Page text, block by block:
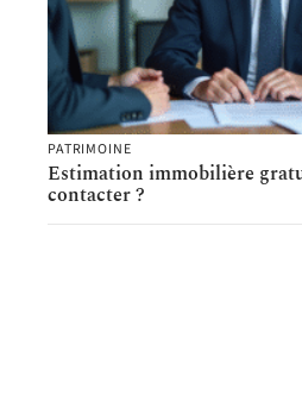
PATRIMOINE
Estimation immobilière
contacter ?